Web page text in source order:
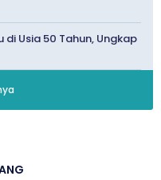
di Usia 50 Tahun, Ungkap